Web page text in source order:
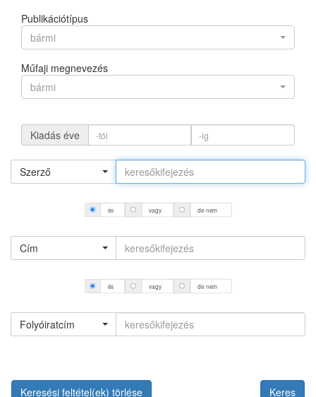
Publikációtípus
bármi
Műfaji megnevezés
bármi
Kiadás éve
Szerző
és vagy de nem
Cím
és vagy de nem
Folyóiratcím
Keresési feltétel(ek) törlése